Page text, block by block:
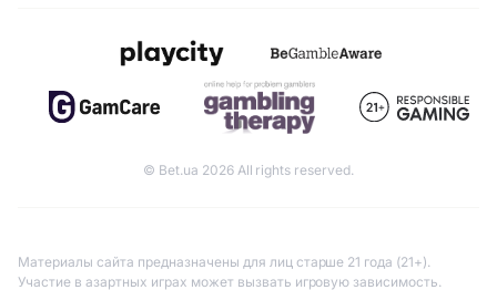
© Bet.ua 2026 All rights reserved.
Материалы сайта предназначены для лиц старше 21 года (21+).
Участие в азартных играх может вызвать игровую зависимость.